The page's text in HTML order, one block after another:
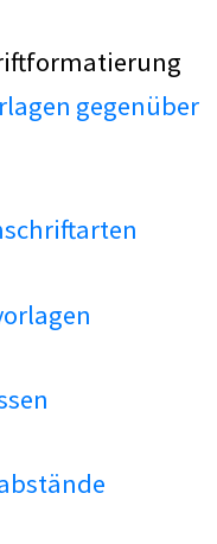
gegenüber